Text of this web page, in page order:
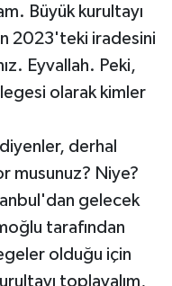
Büyük kurultayı
2023'teki iradesini
Eyvallah. Peki,
olarak kimler
derhal
musunuz? Niye?
gelecek
tarafından
olduğu için
toplayalım,